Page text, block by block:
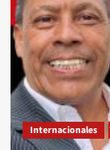
Internacionales